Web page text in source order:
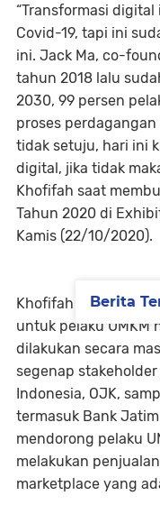
“Transformasi
Covid-19, tapi ini
ini. Jack Ma, co-
tahun 2018 lalu
2030, 99 persen
proses
tidak setuju, hari ini
digital, jika tidak
Khofifah saat
Tahun 2020 di
Kamis (22/10/2020).
Khofifah
untuk pelaku UMKM
dilakukan secara
segenap
Indonesia, OJK,
termasuk Bank
mendorong pelaku
melakukan
marketplace yang
Berita